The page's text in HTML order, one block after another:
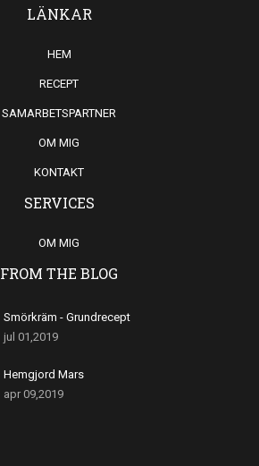
LÄNKAR
HEM
RECEPT
SAMARBETSPARTNER
OM MIG
KONTAKT
SERVICES
OM MIG
FROM THE BLOG
Smörkräm - Grundrecept
jul 01,2019
Hemgjord Mars
apr 09,2019